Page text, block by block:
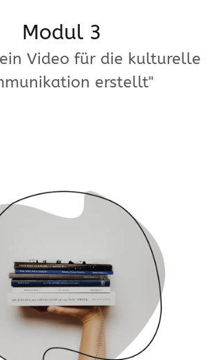
Modul 3
Video für die kulturelle
erstellt"